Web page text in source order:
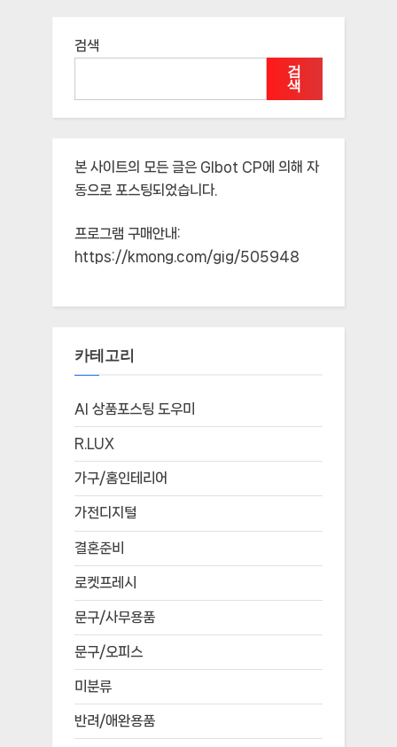
검색
검
색
본 사이트의 모든 글은 Glbot CP에 의해 자
동으로 포스팅되었습니다.
프로그램 구매안내:
https://kmong.com/gig/505948
카테고리
AI 상품포스팅 도우미
R.LUX
가구/홈인테리어
가전디지털
결혼준비
로켓프레시
문구/사무용품
문구/오피스
미분류
반려/애완용품